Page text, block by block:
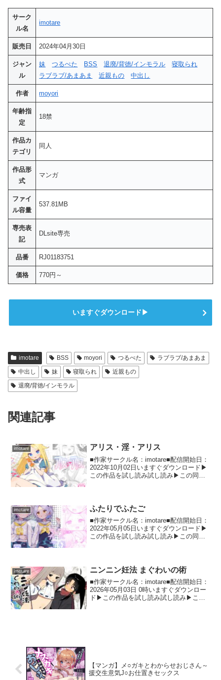
サーク
ル名
imotare
販売日 2024年04月30日
ジャン
ル
妹 つるぺた BSS 退廃/背徳/インモラル
寝取られ
ラブラブ/あまあま
近親もの 中出し
作者 moyori
年齢指
定
18禁
作品カ
テゴリ
同人
作品形
式
マンガ
ファイ
ル容量
537.81MB
専売表
記
DLsite専売
品番 RJ01183751
価格 770円～
いますぐダウンロード▶
imotare BSS moyori つるぺた
ラブラブ/あまあま
中出し
妹 寝取られ
近親もの
退廃/背徳/インモラル
関連記事
imotare アリス・淫・アリス
■作家サークル名：imotare■配信開始日：
2022年10月02日いますぐダウンロード▶
この作品を試し読み試し読み▶この同人
日も...
imotare ふたりでふたご
■作家サークル名：imotare■配信開始日：
2022年05月05日いますぐダウンロード▶
この作品を試し読み試し読み▶この同人
時...
imotare ニンニン妊法 まぐわいの術
■作家サークル名：imotare■配信開始日：
2026年05月03日 0時いますぐダウンロー
ド▶この作品を試し読み試し読み▶この
【マンガ】メ○ガキとわからせおじさん～
援交生意気J○お仕置きセックス